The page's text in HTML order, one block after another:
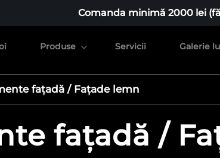
Comanda minimă 2000 lei
Produse Servicii Galerie
fațadă / Fațade lemn
fațadă /